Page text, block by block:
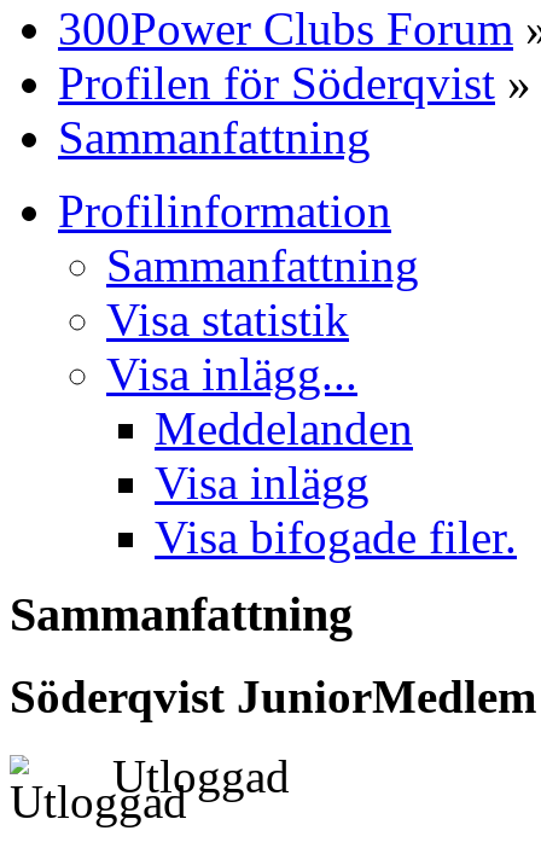
300Power Clubs Forum
Profilen för Söderqvist »
Sammanfattning
Profilinformation
Sammanfattning
Visa statistik
Visa inlägg...
Meddelanden
Visa inlägg
Visa bifogade filer.
Sammanfattning
Söderqvist JuniorMedlem
Utloggad